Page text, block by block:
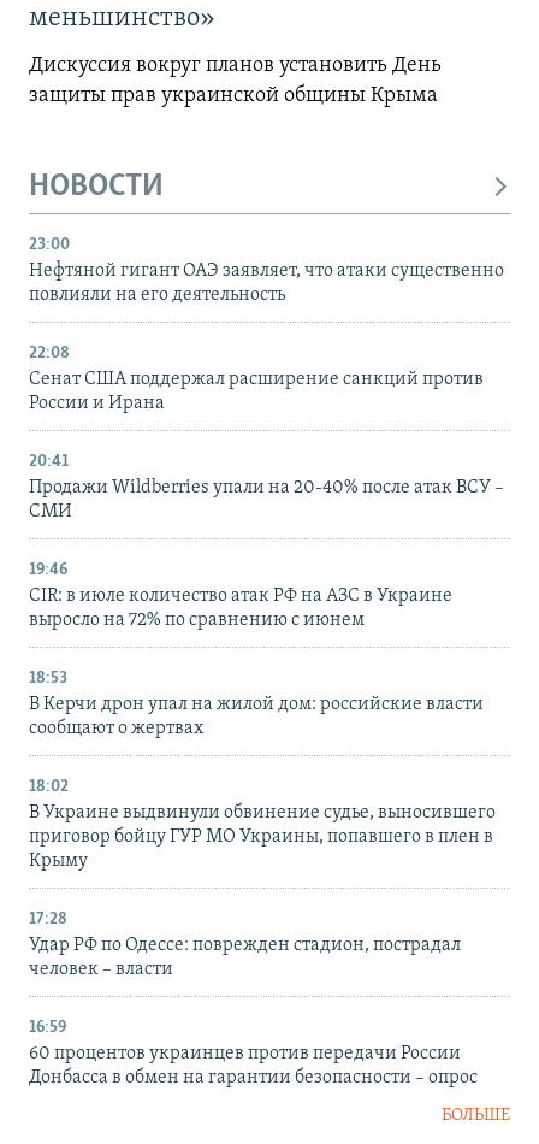
меньшинство»
Дискуссия вокруг планов установить День
защиты прав украинской общины Крыма
НОВОСТИ
23:00
Нефтяной гигант ОАЭ заявляет, что атаки существенно
повлияли на его деятельность
22:08
Сенат США поддержал расширение санкций против
России и Ирана
20:41
Продажи Wildberries упали на 20-40% после атак ВСУ –
СМИ
19:46
CIR: в июле количество атак РФ на АЗС в Украине
выросло на 72% по сравнению с июнем
18:53
В Керчи дрон упал на жилой дом: российские власти
сообщают о жертвах
18:02
В Украине выдвинули обвинение судье, выносившего
приговор бойцу ГУР МО Украины, попавшего в плен в
Крыму
17:28
Удар РФ по Одессе: поврежден стадион, пострадал
человек – власти
16:59
60 процентов украинцев против передачи России
Донбасса в обмен на гарантии безопасности – опрос
БОЛЬШЕ